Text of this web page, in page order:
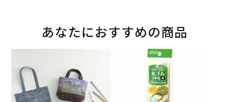
あなたにおすすめの商品